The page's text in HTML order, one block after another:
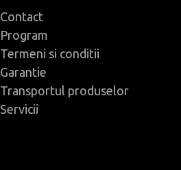
Contact
Program
Termeni si conditii
Garantie
Transportul produselor
Servicii